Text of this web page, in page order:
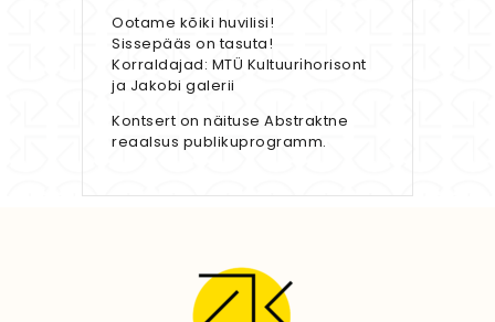
Ootame kõiki huvilisi!
Sissepääs on tasuta!
Korraldajad: MTÜ Kultuurіhorisont
ja Jakobi galerii
Kontsert on näituse Abstraktne
reaalsus publikuprogramm.